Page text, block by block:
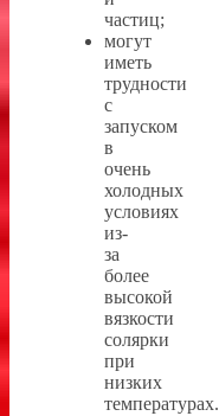
частиц;
могут
иметь
трудности
с
запуском
в
очень
холодных
условиях
из-
за
более
высокой
вязкости
солярки
при
низких
температурах.